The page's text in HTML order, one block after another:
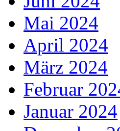
Mai 2024
April 2024
März 2024
Februar
Januar 2024